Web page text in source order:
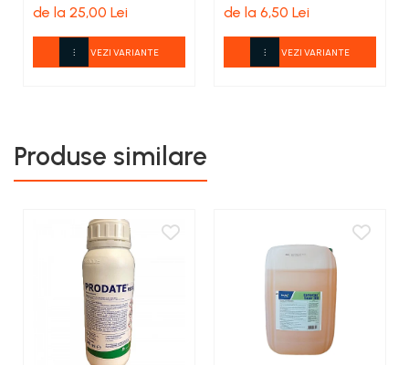
de la 25,00 Lei
VEZI VARIANTE
de la 6,50 Lei
VEZI VARIANTE
Produse similare